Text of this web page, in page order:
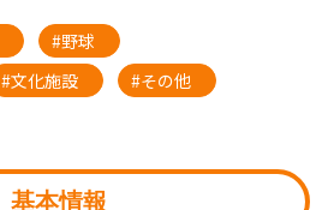
#野球
#文化施設 #その他
基本情報